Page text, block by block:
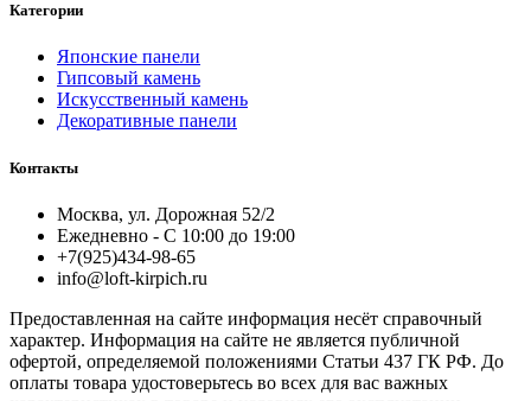
Категории
Японские панели
Гипсовый камень
Искусственный камень
Декоративные панели
Контакты
Москва, ул. Дорожная 52/2
Ежедневно - С 10:00 до 19:00
+7(925)434-98-65
info@loft-kirpich.ru
Предоставленная на сайте информация несёт справочный
характер. Информация на сайте не является публичной
офертой, определяемой положениями Статьи 437 ГК РФ. До
оплаты товара удостоверьтесь во всех для вас важных